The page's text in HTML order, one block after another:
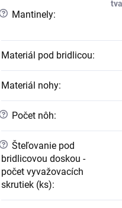
? Mantinely:
Materiál pod bridlicou:
Materiál nohy:
? Počet nôh:
? Šteľovanie pod
bridlicovou doskou -
počet vyvažovacích
skrutiek (ks):